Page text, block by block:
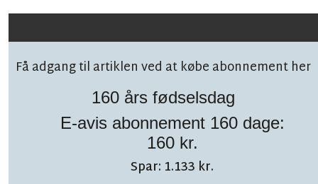
Få adgang til artiklen ved at købe abonnement her
160 års fødselsdag
E-avis abonnement 160 dage:
160 kr.
Spar: 1.133 kr.